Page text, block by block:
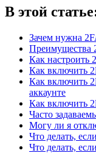
В этой
Зачем нужна
Преимущества
Как настроить
Как включить
Как включить
аккаунте
Как включить
Часто
Могу ли я
Что делать,
Что делать,